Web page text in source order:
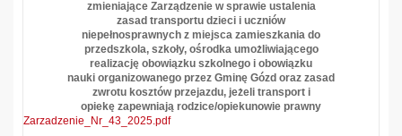
zmieniające Zarządzenie w sprawie ustalenia
zasad transportu dzieci i uczniów
niepełnosprawnych z miejsca zamieszkania do
przedszkola, szkoły, ośrodka umożliwiającego
realizację obowiązku szkolnego i obowiązku
nauki organizowanego przez Gminę Gózd oraz zasad
zwrotu kosztów przejazdu, jeżeli transport i
opiekę zapewniają rodzice/opiekunowie prawny
Zarzadzenie_Nr_43_2025.pdf